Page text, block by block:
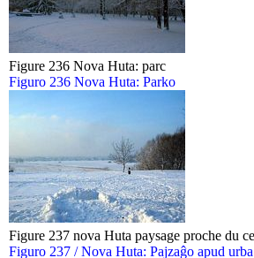
Figure 236 Nova Huta: parc
Figuro 236 Nova Huta: Parko
Figure 237 nova Huta paysage proche du
Figuro 237 / Nova Huta: Pajzaĝo apud